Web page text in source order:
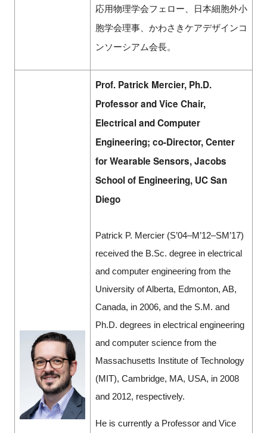
応用物理学会フェロー、日本細胞外小
胞学会理事、かわさきケアデザインコ
ンソーシアム会長。
Prof. Patrick Mercier, Ph.D.
Professor and Vice Chair,
Electrical and Computer
Engineering; co-Director, Center
for Wearable Sensors, Jacobs
School of Engineering, UC San
Diego
Patrick P. Mercier (S’04–M’12–SM’17)
received the B.Sc. degree in electrical
and computer engineering from the
University of Alberta, Edmonton, AB,
Canada, in 2006, and the S.M. and
Ph.D. degrees in electrical engineering
and computer science from the
Massachusetts Institute of Technology
(MIT), Cambridge, MA, USA, in 2008
and 2012, respectively.
He is currently a Professor and Vice